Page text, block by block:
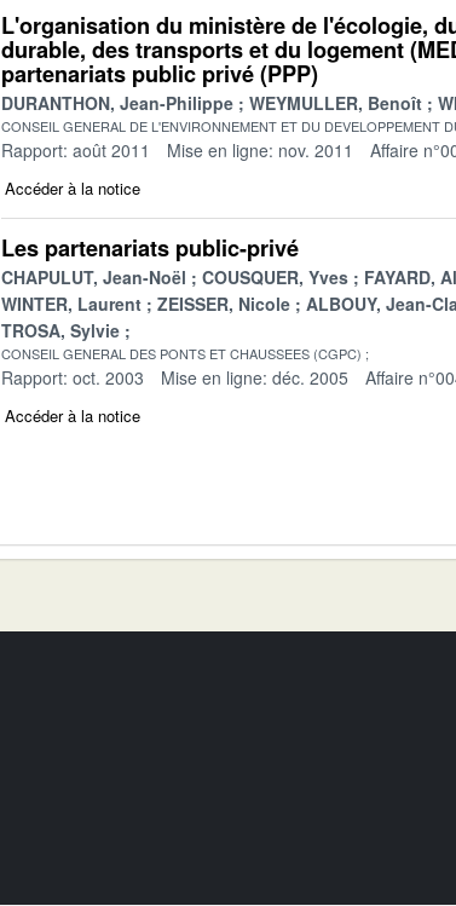
L'organisation du ministère de l'écologie,
durable, des transports et du logement
partenariats public privé (PPP)
DURANTHON, Jean-Philippe WEYMULLER, Benoît
CONSEIL GENERAL DE L'ENVIRONNEMENT ET DU DEVELOPPEMENT
Rapport: août 2011 Mise en ligne: nov. 2011 Affaire
Accéder à la notice
Les partenariats public-privé
CHAPULUT, Jean-Noël COUSQUER, Yves FAYARD,
WINTER, Laurent
ZEISSER, Nicole ALBOUY, Jean-
TROSA, Sylvie
CONSEIL GENERAL DES PONTS ET CHAUSSEES (CGPC)
Rapport: oct. 2003 Mise en ligne: déc. 2005 Affaire
Accéder à la notice